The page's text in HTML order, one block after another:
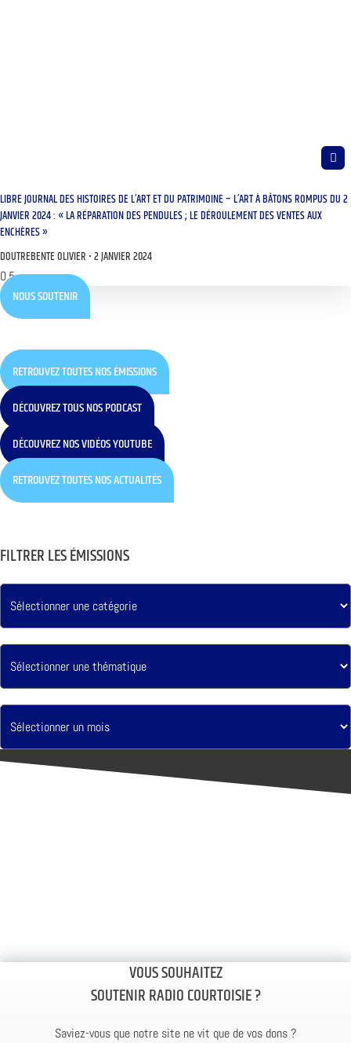
LIBRE JOURNAL DES HISTOIRES DE L’ART ET DU PATRIMOINE – L’ART À BÂTONS ROMPUS DU 2
JANVIER 2024 : « LA RÉPARATION DES PENDULES ; LE DÉROULEMENT DES VENTES AUX
ENCHÈRES »
DOUTREBENTE OLIVIER 2 JANVIER 2024
NOUS SOUTENIR
RETROUVEZ TOUTES NOS ÉMISSIONS
DÉCOUVREZ TOUS NOS PODCAST
DÉCOUVREZ NOS VIDÉOS YOUTUBE
RETROUVEZ TOUTES NOS ACTUALITÉS
FILTRER LES ÉMISSIONS
VOUS SOUHAITEZ
SOUTENIR RADIO COURTOISIE ?
Saviez-vous que notre site ne vit que de vos dons ?